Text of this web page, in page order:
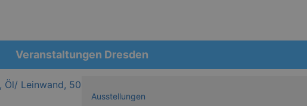
Veranstaltungen Dresden
Ausstellungen